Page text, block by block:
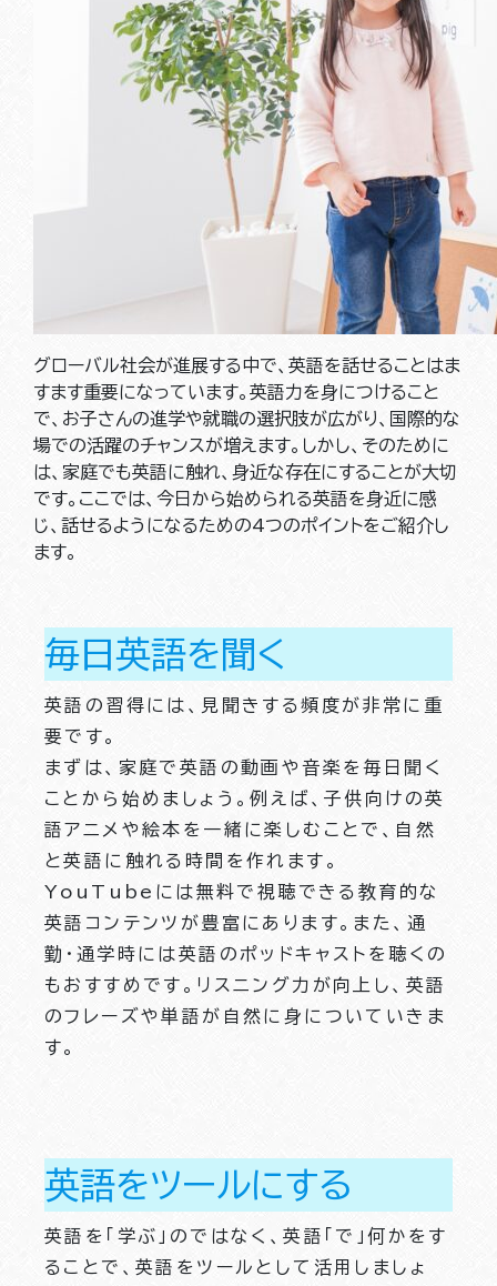
グローバル社会が進展する中で、英語を話せることはま
すます重要になっています。英語力を身につけること
で、お子さんの進学や就職の選択肢が広がり、国際的な
場での活躍のチャンスが増えます。しかし、そのために
は、家庭でも英語に触れ、身近な存在にすることが大切
です。ここでは、今日から始められる英語を身近に感
じ、話せるようになるための4つのポイントをご紹介し
ます。
毎日英語を聞く
英語の習得には、見聞きする頻度が非常に重
要です。
まずは、家庭で英語の動画や音楽を毎日聞く
ことから始めましょう。例えば、子供向けの英
語アニメや絵本を一緒に楽しむことで、自然
と英語に触れる時間を作れます。
YouTubeには無料で視聴できる教育的な
英語コンテンツが豊富にあります。また、通
勤・通学時には英語のポッドキャストを聴くの
もおすすめです。リスニング力が向上し、英語
のフレーズや単語が自然に身についていきま
す。
英語をツールにする
英語を「学ぶ」のではなく、英語「で」何かをす
ることで、英語をツールとして活用しましょ